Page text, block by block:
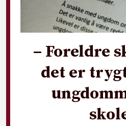
– Foreldre
det er